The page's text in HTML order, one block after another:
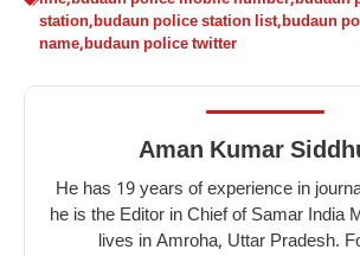
station,budaun police station list,budaun
name,budaun police twitter
Aman Kumar
He has 19 years of experience in
he is the Editor in Chief of Samar India
lives in Amroha, Uttar Pradesh.